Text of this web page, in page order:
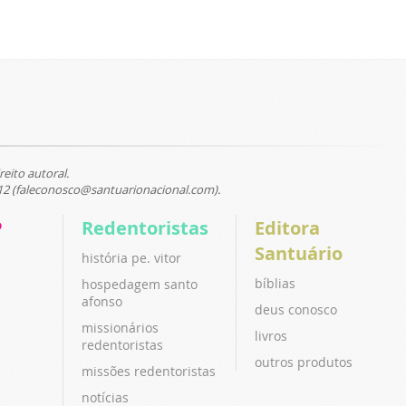
autoral.
(faleconosco@santuarionacional.com).
Redentoristas
história pe. vitor
hospedagem santo
afonso
missionários
redentoristas
missões redentoristas
notícias
Editora
Santuário
bíblias
deus conosco
livros
outros produtos